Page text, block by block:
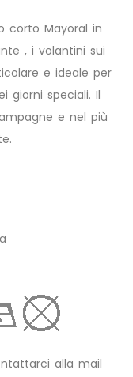
corto Mayoral in
, i volantini sui
e ideale per
giorni speciali. Il
e nel più
alla mail